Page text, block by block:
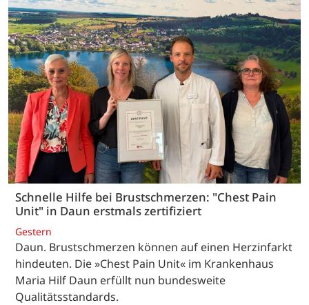
Schnelle Hilfe bei Brustschmerzen: "Chest Pain
Unit" in Daun erstmals zertifiziert
Gestern
Daun. Brustschmerzen können auf einen Herzinfarkt
hindeuten. Die »Chest Pain Unit« im Krankenhaus
Maria Hilf Daun erfüllt nun bundesweite
Qualitätsstandards.